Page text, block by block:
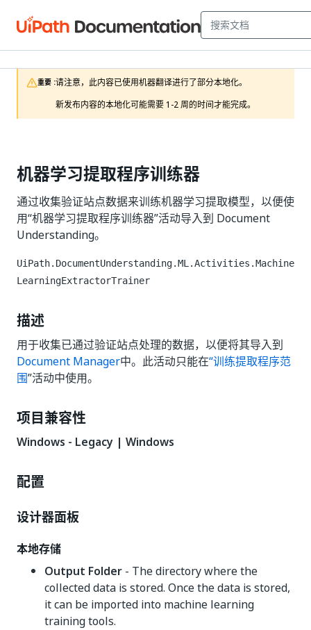
重要 :请注意，此内容已使用机器翻译进行了部分本地化。
新发布内容的本地化可能需要 1-2 周的时间才能完成。
机器学习提取程序训练器
通过收集验证站点数据来训练机器学习提取模型，以便使
用“机器学习提取程序训练器”活动导入到 Document
Understanding。
UiPath.DocumentUnderstanding.ML.Activities.Machine
LearningExtractorTrainer
描述
用于收集已通过验证站点处理的数据，以便将其导入到
Document Manager中。此活动只能在“训练提取程序范
围”活动中使用。
项目兼容性
Windows - Legacy | Windows
配置
设计器面板
本地存储
Output Folder - The directory where the
collected data is stored. Once the data is stored,
it can be imported into machine learning
training tools.